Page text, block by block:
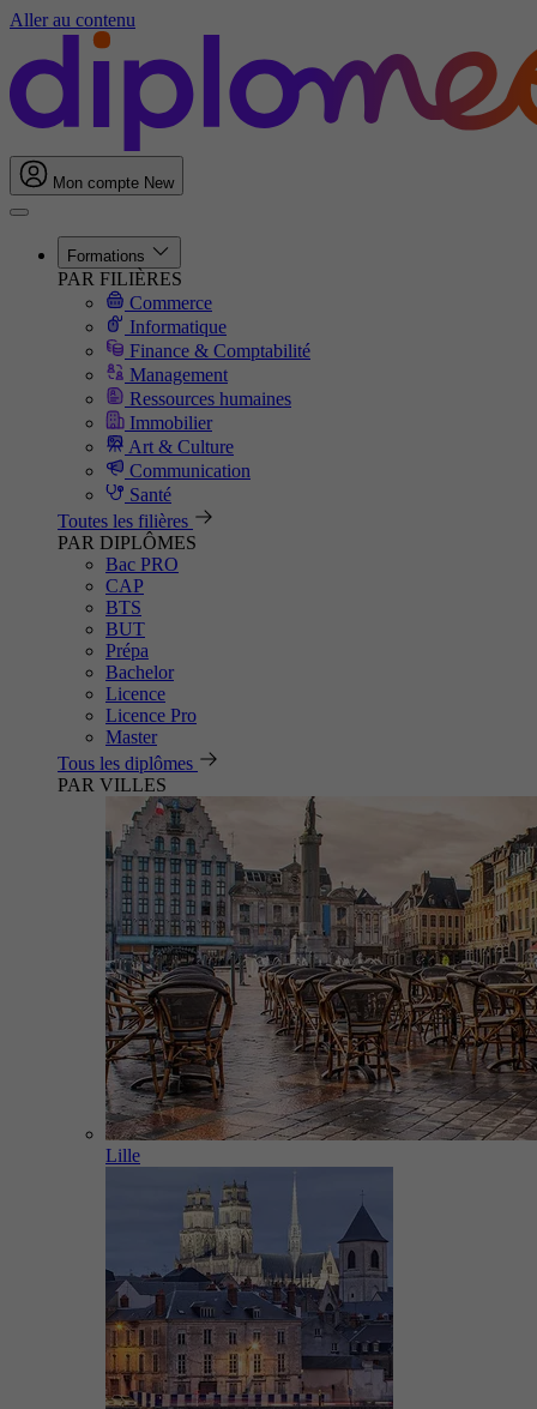
Aller au contenu
Mon compte New
Formations
PAR FILIÈRES
Commerce
Informatique
Finance & Comptabilité
Management
Ressources humaines
Immobilier
Art & Culture
Communication
Santé
Toutes les filières
PAR DIPLÔMES
Bac PRO
CAP
BTS
BUT
Prépa
Bachelor
Licence
Licence Pro
Master
Tous les diplômes
PAR VILLES
Lille